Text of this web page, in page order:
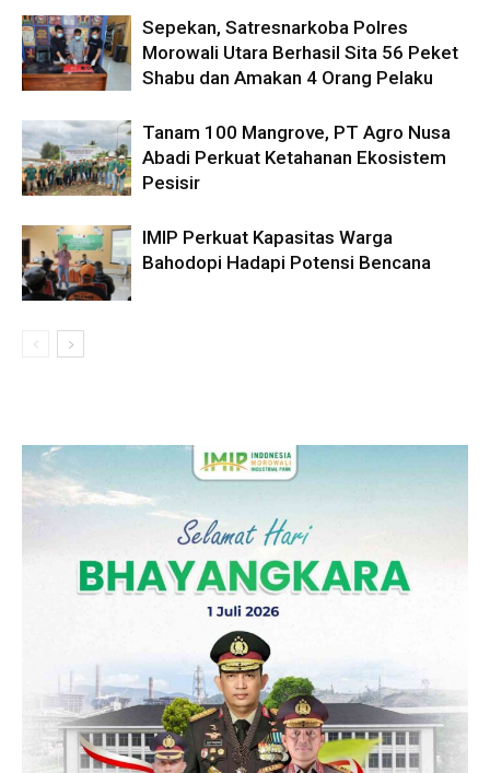
Sepekan, Satresnarkoba Polres
Morowali Utara Berhasil Sita 56 Peket
Shabu dan Amakan 4 Orang Pelaku
Tanam 100 Mangrove, PT Agro Nusa
Abadi Perkuat Ketahanan Ekosistem
Pesisir
IMIP Perkuat Kapasitas Warga
Bahodopi Hadapi Potensi Bencana